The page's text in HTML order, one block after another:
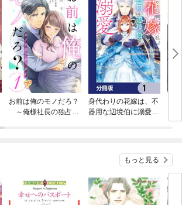
お前は俺のモノだろ？
～俺様社長の独占溺
身代わりの花嫁は、不
器用な辺境伯に溺愛さ
もっと見る